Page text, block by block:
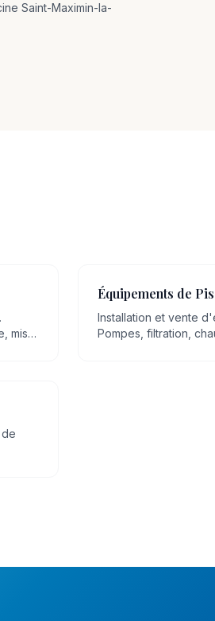
Saint-Maximin-la-
mise
Équipements de
Installation et vente
Pompes, filtration,